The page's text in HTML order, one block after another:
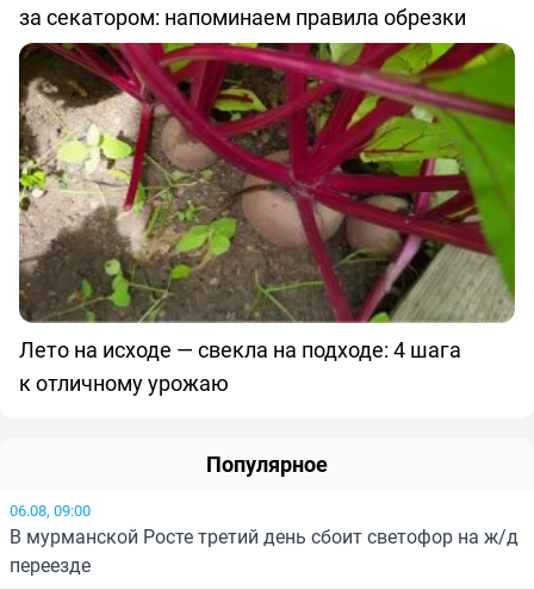
за секатором: напоминаем правила обрезки
Лето на исходе — свекла на подходе: 4 шага
к отличному урожаю
Популярное
06.08, 09:00
В мурманской Росте третий день сбоит светофор на ж/д
переезде